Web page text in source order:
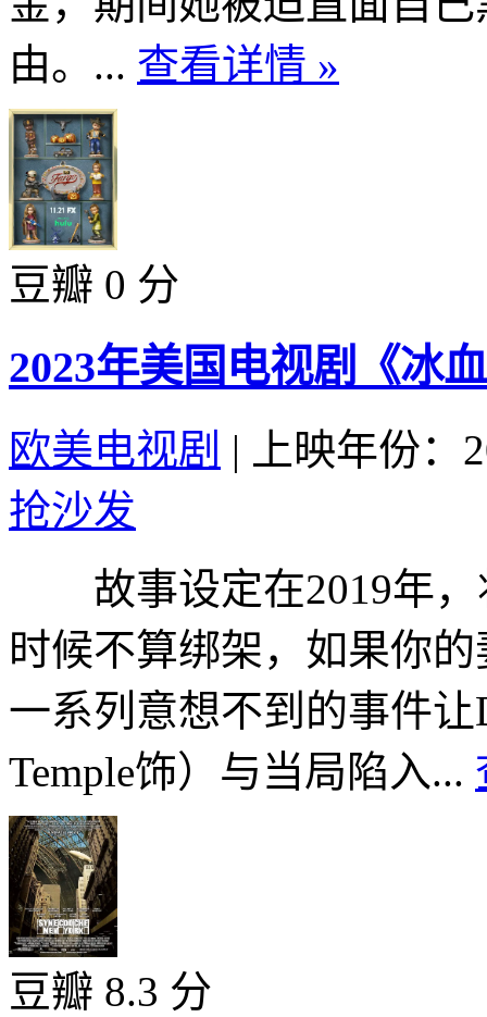
由。... 查看详情 »
豆瓣 0 分
2023年美国电视剧《冰
欧美电视剧 |
上映年份：
抢沙发
故事设定在2019年，
时候不算绑架，如果
一系列意想不到的事件让
Temple饰）与当局陷入...
豆瓣 8.3 分